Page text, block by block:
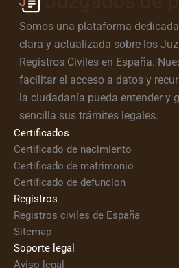
Somos una plataforma
clara y actualizada sobre los
Registros Civiles en España.
facilitar el acceso a datos y
la ciudadanía pueda entender y
sencilla sus trámites legales.
Certificados
Certificado de nacimiento
Certificado de matrimonio
Certificado de defuncion
Registros
Registros civiles de España
Sitemap
Soporte legal
Aviso legal